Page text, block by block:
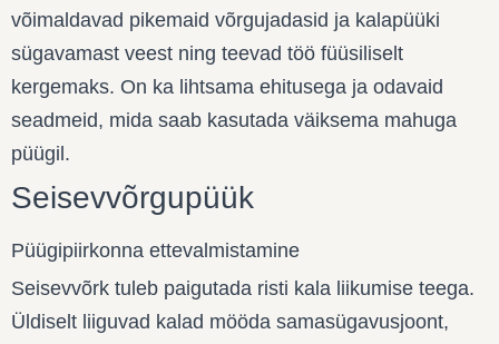
võimaldavad pikemaid võrgujadasid ja kalapüüki
sügavamast veest ning teevad töö füüsiliselt
kergemaks. On ka lihtsama ehitusega ja odavaid
seadmeid, mida saab kasutada väiksema mahuga
püügil.
Seisevvõrgupüük
Püügipiirkonna ettevalmistamine
Seisevvõrk tuleb paigutada risti kala liikumise teega.
Üldiselt liiguvad kalad mööda samasügavusjoont,